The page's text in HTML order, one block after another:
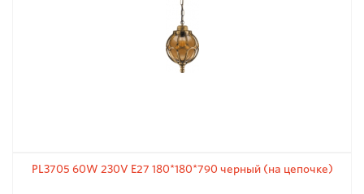
PL3705 60W 230V E27 180*180*790 черный (на цепочке)